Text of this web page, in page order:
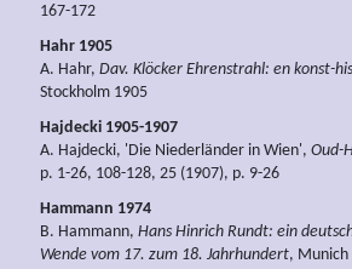
167-172
Hahr 1905
A. Hahr, Dav. Klöcker Ehrenstrahl: en konst-
Stockholm 1905
Hajdecki 1905-1907
A. Hajdecki, 'Die Niederländer in Wien', Oud-
p. 1-26, 108-128, 25 (1907), p. 9-26
Hammann 1974
B. Hammann, Hans Hinrich Rundt: ein
Wende vom 17. zum 18. Jahrhundert, Munich